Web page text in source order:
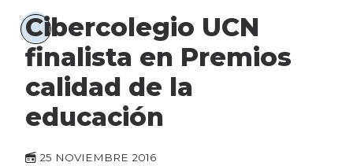
Cibercolegio UCN
finalista en Premios
calidad de la
educación
25 NOVIEMBRE 2016